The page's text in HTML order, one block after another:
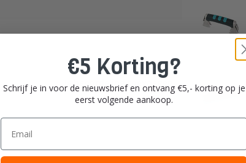
Je beoordeling toevoegen
€5 Korting?
Schrijf je in voor de nieuwsbrief en ontvang €5,- korting op je
eerst volgende aankoop.
Email